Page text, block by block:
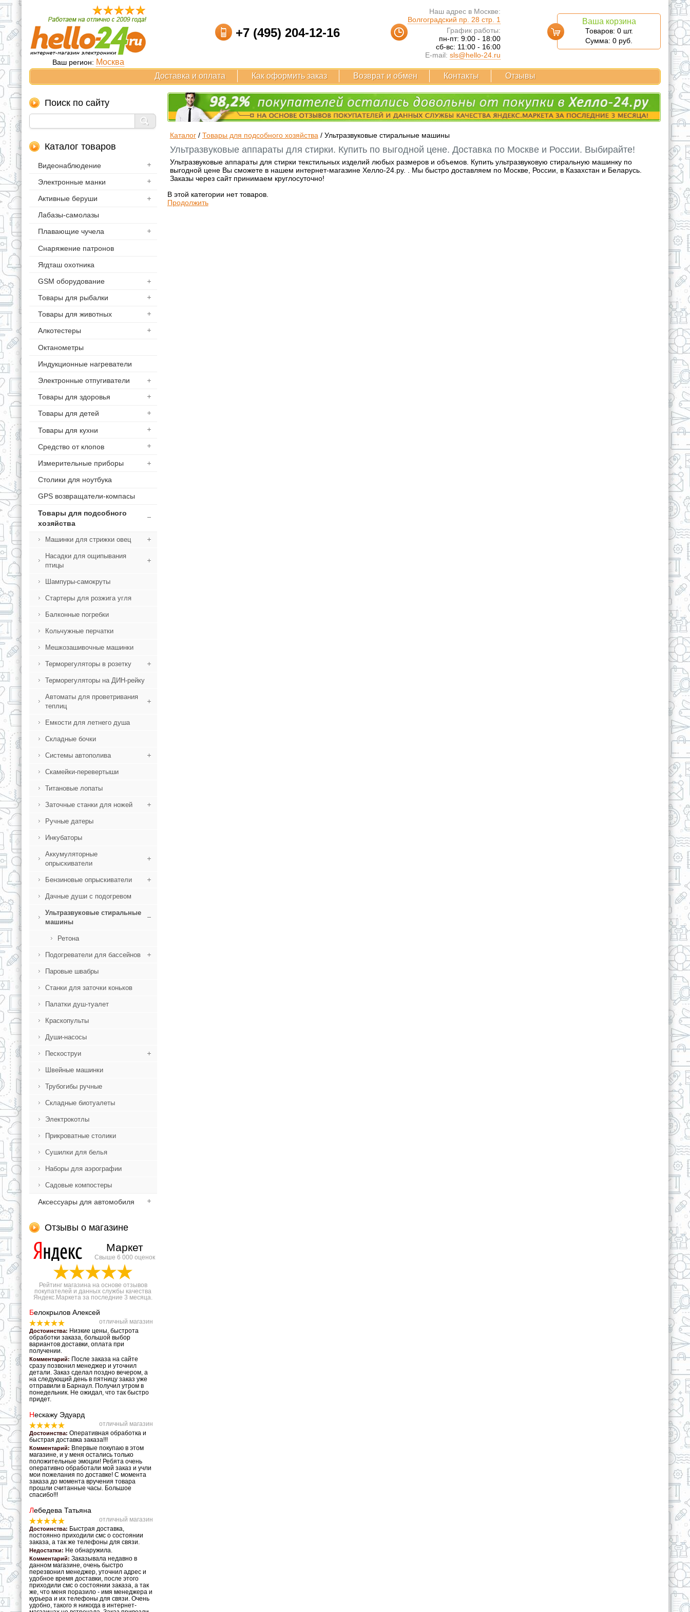
Ваш регион: Москва
+7 (495) 204-12-16
Наш адрес в Москве:
Волгоградский пр. 28 стр. 1
График работы:
пн-пт: 9:00 - 18:00
сб-вс: 11:00 - 16:00
E-mail: sls@hello-24.ru
Ваша корзина
Товаров: 0 шт.
Сумма: 0 руб.
Доставка и оплата Как оформить заказ Возврат и обмен Контакты Отзывы
Поиск по сайту
Каталог товаров
Видеонаблюдение
Электронные манки
Активные беруши
Лабазы-самолазы
Плавающие чучела
Снаряжение патронов
Ягдташ охотника
GSM оборудование
Товары для рыбалки
Товары для животных
Алкотестеры
Октанометры
Индукционные нагреватели
Электронные отпугиватели
Товары для здоровья
Товары для детей
Товары для кухни
Средство от клопов
Измерительные приборы
Столики для ноутбука
GPS возвращатели-компасы
Товары для подсобного
хозяйства
Машинки для стрижки овец
Насадки для ощипывания
птицы
Шампуры-самокруты
Стартеры для розжига угля
Балконные погребки
Кольчужные перчатки
Мешкозашивочные машинки
Терморегуляторы в розетку
Терморегуляторы на ДИН-рейку
Автоматы для проветривания
теплиц
Емкости для летнего душа
Складные бочки
Системы автополива
Скамейки-перевертыши
Титановые лопаты
Заточные станки для ножей
Ручные датеры
Инкубаторы
Аккумуляторные
опрыскиватели
Бензиновые опрыскиватели
Дачные души с подогревом
Ультразвуковые стиральные
машины
Ретона
Подогреватели для бассейнов
Паровые швабры
Станки для заточки коньков
Палатки душ-туалет
Краскопульты
Души-насосы
Пескоструи
Швейные машинки
Трубогибы ручные
Складные биотуалеты
Электрокотлы
Прикроватные столики
Сушилки для белья
Наборы для аэрографии
Садовые компостеры
Аксессуары для автомобиля
Отзывы о магазине
Маркет
Свыше 6 000 оценок
Рейтинг магазина на основе отзывов
покупателей и данных службы качества
Яндекс.Маркета за последние 3 месяца.
Белокрылов Алексей
отличный магазин
Достоинства: Низкие цены, быстрота
обработки заказа, большой выбор
вариантов доставки, оплата при
получении.
Комментарий: После заказа на сайте
сразу позвонил менеджер и уточнил
детали. Заказ сделал поздно вечером, а
на следующий день в пятницу заказ уже
отправили в Барнаул. Получил утром в
понедельник. Не ожидал, что так быстро
придет.
Нескажу Эдуард
отличный магазин
Достоинства: Оперативная обработка и
быстрая доставка заказа!!!
Комментарий: Впервые покупаю в этом
магазине, и у меня остались только
положительные эмоции! Ребята очень
оперативно обработали мой заказ и учли
мои пожелания по доставке! С момента
заказа до момента вручения товара
прошли считанные часы. Большое
спасибо!!!
Лебедева Татьяна
отличный магазин
Достоинства: Быстрая доставка,
постоянно приходили смс о состоянии
заказа, а так же телефоны для связи.
Недостатки: Не обнаружила.
Комментарий: Заказывала недавно в
данном магазине, очень быстро
перезвонил менеджер, уточнил адрес и
удобное время доставки, после этого
приходили смс о состоянии заказа, а так
же, что меня поразило - имя менеджера и
курьера и их телефоны для связи. Очень
удобно, такого я никогда в интернет-
Каталог/ Товары для подсобного хозяйства / Ультразвуковые стиральные машины
Ультразвуковые аппараты для стирки. Купить по выгодной цене. Доставка по Москве и России. Выбирайте!
Ультразвуковые аппараты для стирки текстильных изделий любых размеров и объемов. Купить ультразвуковую стиральную машинку по
выгодной цене Вы сможете в нашем интернет-магазине Хелло-24.ру. . Мы быстро доставляем по Москве, России, в Казахстан и Беларусь.
Заказы через сайт принимаем круглосуточно!
В этой категории нет товаров.
Продолжить